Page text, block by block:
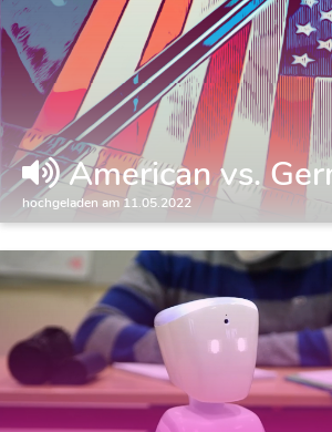
American vs.
hochgeladen am 11.05.2022